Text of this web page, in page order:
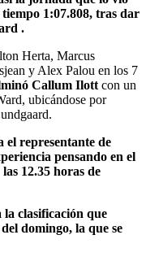
1:07.808, tras dar
.
Herta, Marcus
y Alex Palou en los 7
Callum Ilottcon un
ubicándose por
el representante de
pensando en el
12.35 horas de
la clasificación que
domingo, la que se